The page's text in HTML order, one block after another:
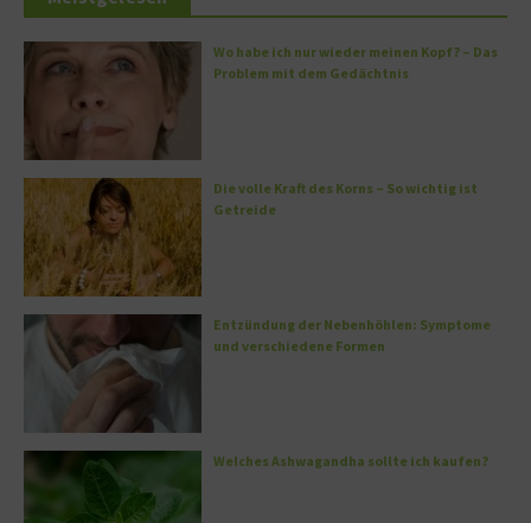
Wo habe ich nur wieder meinen Kopf? – Das
Problem mit dem Gedächtnis
Die volle Kraft des Korns – So wichtig ist
Getreide
Entzündung der Nebenhöhlen: Symptome
und verschiedene Formen
Welches Ashwagandha sollte ich kaufen?